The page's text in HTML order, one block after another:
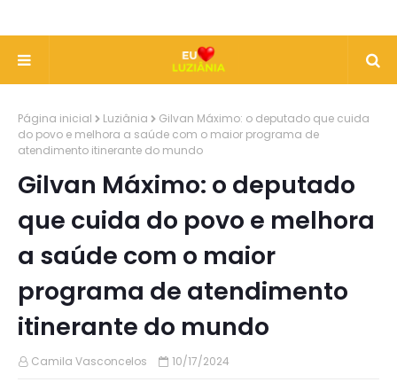
Página inicial Luziânia
Gilvan Máximo: o deputado que cuida
do povo e melhora a saúde com o maior programa de
atendimento itinerante do mundo
Gilvan Máximo: o deputado
que cuida do povo e melhora
a saúde com o maior
programa de atendimento
itinerante do mundo
Camila Vasconcelos 10/17/2024